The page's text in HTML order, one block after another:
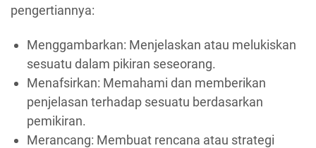
pengertiannya:
Menggambarkan: Menjelaskan atau melukiskan
sesuatu dalam pikiran seseorang.
Menafsirkan: Memahami dan memberikan
penjelasan terhadap sesuatu berdasarkan
pemikiran.
Merancang: Membuat rencana atau strategi